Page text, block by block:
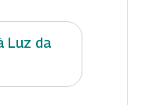
Luz da